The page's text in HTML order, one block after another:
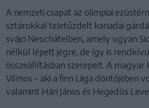
A nemzeti csapat az olimpiai
sztárokkal teletűzdelt kanadai
svájci Neuchâtelben, amely ugyan
nélkül lépett jégre, de így is
összeállításban szerepelt. A magyar
Vilmos – aki a finn Liiga döntőjében
valamint Hári János és Hegedüs